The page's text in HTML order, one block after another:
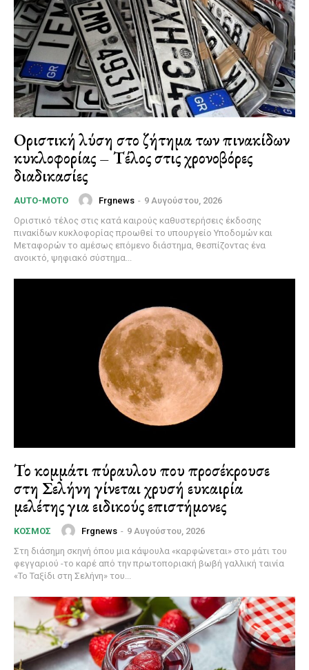
Οριστική λύση στο ζήτημα των πινακίδων
κυκλοφορίας – Τέλος στις χρονοβόρες
διαδικασίες
AUTO-MOTO Frgnews - 9 Αυγούστου, 2026
Οριστικό τέλος στις κατά καιρούς καθυστερήσεις έκδοσης
πινακίδων κυκλοφορίας προωθεί το υπουργείο Υποδομών και
Μεταφορών το αμέσως επόμενο διάστημα, θεσπίζοντας ένα
ανοικτό, ψηφιακό σύστημα...
Το κομμάτι πύραυλου που προσέκρουσε
στη Σελήνη γίνεται χρυσή ευκαιρία
μελέτης για ειδικούς επιστήμονες
ΚΌΣΜΟΣ Frgnews - 9 Αυγούστου, 2026
Στη διάσημη σκηνή όπου μια κάψουλα «καρφώνεται» στο μάτι του
φεγγαριού -το καρέ από την πρωτοποριακή βωβή γαλλική ταινία
«Το Ταξίδι στη Σελήνη» του...